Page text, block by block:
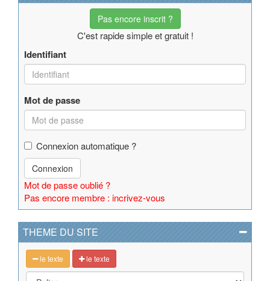
Pas encore inscrit ?
C'est rapide simple et gratuit !
Identifiant
Mot de passe
Connexion automatique ?
Connexion
Mot de passe oublié ?
Pas encore membre : incrivez-vous
THEME DU SITE
le texte le texte